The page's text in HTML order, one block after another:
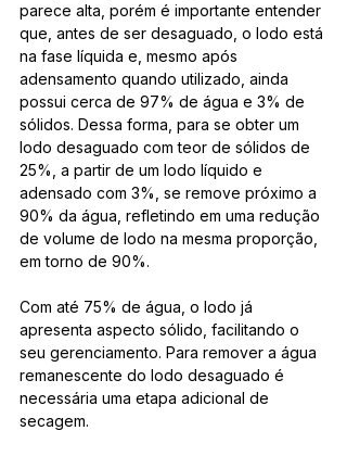
parece alta, porém é importante entender
que, antes de ser desaguado, o lodo está
na fase líquida e, mesmo após
adensamento quando utilizado, ainda
possui cerca de 97% de água e 3% de
sólidos. Dessa forma, para se obter um
lodo desaguado com teor de sólidos de
25%, a partir de um lodo líquido e
adensado com 3%, se remove próximo a
90% da água, refletindo em uma redução
de volume de lodo na mesma proporção,
em torno de 90%.
Com até 75% de água, o lodo já
apresenta aspecto sólido, facilitando o
seu gerenciamento. Para remover a água
remanescente do lodo desaguado é
necessária uma etapa adicional de
secagem.